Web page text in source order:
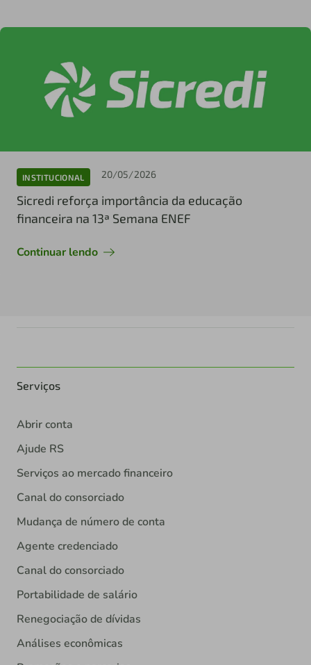
INSTITUCIONAL 20/05/2026
Sicredi reforça importância da educação
financeira na 13ª Semana ENEF
Continuar lendo
Serviços
Abrir conta
Ajude RS
Serviços ao mercado financeiro
Canal do consorciado
Mudança de número de conta
Agente credenciado
Canal do consorciado
Portabilidade de salário
Renegociação de dívidas
Análises econômicas